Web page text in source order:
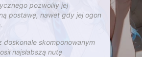
pozwoliły jej
postawę, nawet gdy jej ogon
doskonale skomponowanym
najsłabszą nutę